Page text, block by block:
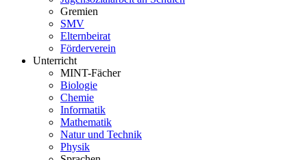
Gremien
SMV
Elternbeirat
Förderverein
Unterricht
MINT-Fächer
Biologie
Chemie
Informatik
Mathematik
Natur und Technik
Physik